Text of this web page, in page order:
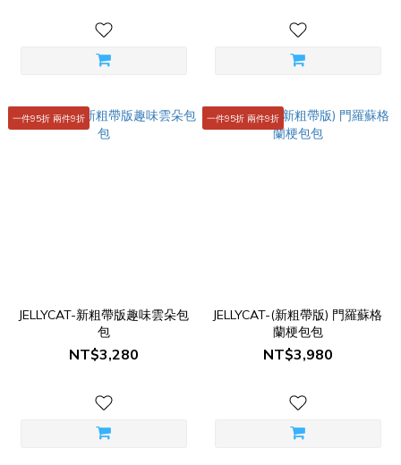
一件95折 兩件9折
JELLYCAT-新粗帶版趣味雲朵包
包
NT$3,280
一件95折 兩件9折
JELLYCAT-(新粗帶版) 門羅蘇格
蘭梗包包
NT$3,980